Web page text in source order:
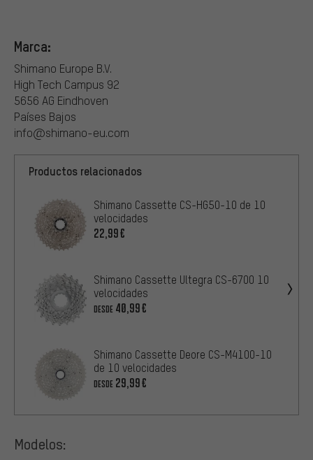
Marca:
Shimano Europe B.V.
High Tech Campus 92
5656 AG Eindhoven
Países Bajos
info@shimano-eu.com
Productos relacionados
Shimano Cassette CS-HG50-10 de 10
velocidades
22,99€
Shimano Cassette Ultegra CS-6700 10
velocidades
DESDE 40,99€
Shimano Cassette Deore CS-M4100-10
de 10 velocidades
DESDE 29,99€
Modelos: